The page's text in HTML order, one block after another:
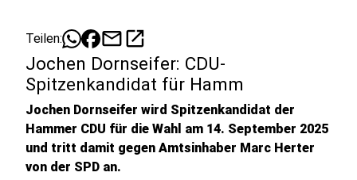
Teilen: mailopen_in_new
Jochen Dornseifer: CDU-
Spitzenkandidat für Hamm
Jochen Dornseifer wird Spitzenkandidat der
Hammer CDU für die Wahl am 14. September 2025
und tritt damit gegen Amtsinhaber Marc Herter
von der SPD an.